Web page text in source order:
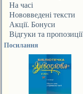
На часі
Нововведені тексти
Акції. Бонуси
Відгуки та пропозиції
Посилання